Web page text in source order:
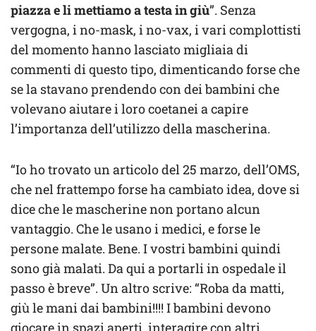
piazza e li mettiamo a testa in giù”. Senza
vergogna, i no-mask, i no-vax, i vari complottisti
del momento hanno lasciato migliaia di
commenti di questo tipo, dimenticando forse che
se la stavano prendendo con dei bambini che
volevano aiutare i loro coetanei a capire
l’importanza dell’utilizzo della mascherina.
“Io ho trovato un articolo del 25 marzo, dell’OMS,
che nel frattempo forse ha cambiato idea, dove si
dice che le mascherine non portano alcun
vantaggio. Che le usano i medici, e forse le
persone malate. Bene. I vostri bambini quindi
sono già malati. Da qui a portarli in ospedale il
passo è breve”. Un altro scrive: “Roba da matti,
giù le mani dai bambini!!!! I bambini devono
giocare in spazi aperti, interagire con altri